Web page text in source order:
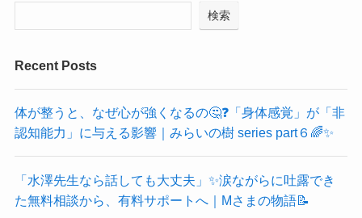
検索
Recent Posts
体が整うと、なぜ心が強くなるの🤔❓「身体感覚」が「非
認知能力」に与える影響｜みらいの樹 series part６🌈✨
「水澤先生なら話しても大丈夫」✨涙ながらに吐露でき
た無料相談から、有料サポートへ｜Mさまの物語📝